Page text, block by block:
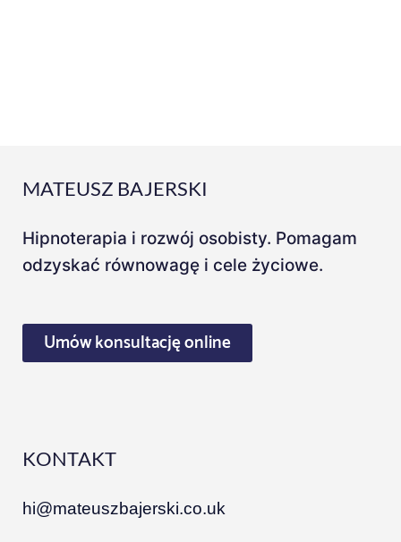
r
MATEUSZ BAJERSKI
Hipnoterapia i rozwój osobisty. Pomagam
odzyskać równowagę i cele życiowe.
Umów konsultację online
KONTAKT
hi@mateuszbajerski.co.uk